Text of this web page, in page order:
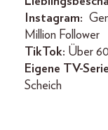
Instagram:
Million Follower
TikTok: Über
Eigene TV-
Scheich